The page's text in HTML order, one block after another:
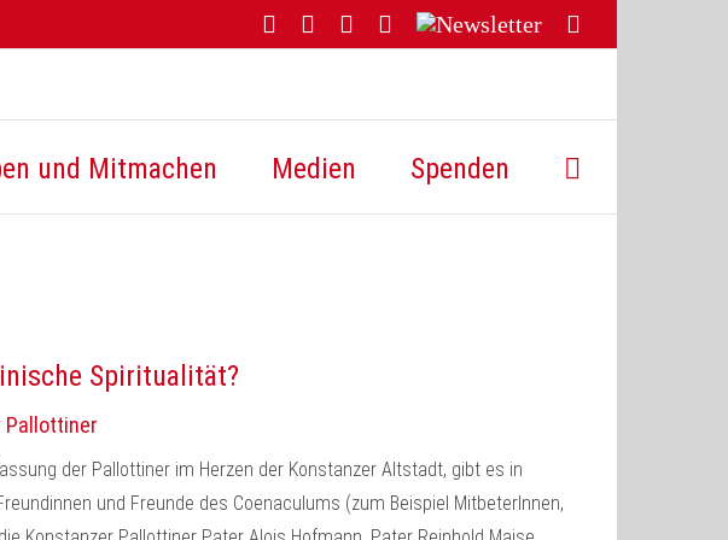
FacebookYouTubeInstagram
Threads
Newsletter
Mail
und Mitmachen Medien Spenden
Spiritualität?
Pallottiner
der Pallottiner im Herzen der Konstanzer Altstadt, gibt es in
und Freunde des Coenaculums (zum Beispiel MitbeterInnen,